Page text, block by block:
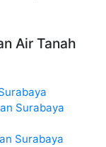
Air Tanah
Surabaya
Surabaya